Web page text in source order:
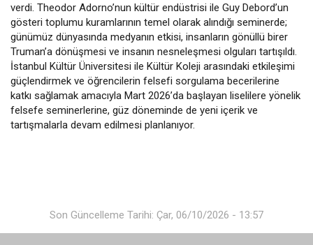
verdi. Theodor Adorno’nun kültür endüstrisi ile Guy Debord’un
gösteri toplumu kuramlarının temel olarak alındığı seminerde;
günümüz dünyasında medyanın etkisi, insanların gönüllü birer
Truman’a dönüşmesi ve insanın nesneleşmesi olguları tartışıldı.
İstanbul Kültür Üniversitesi ile Kültür Koleji arasındaki etkileşimi
güçlendirmek ve öğrencilerin felsefi sorgulama becerilerine
katkı sağlamak amacıyla Mart 2026’da başlayan liselilere yönelik
felsefe seminerlerine, güz döneminde de yeni içerik ve
tartışmalarla devam edilmesi planlanıyor.
Son Güncelleme Tarihi: Çar, 06/10/2026 - 13:57